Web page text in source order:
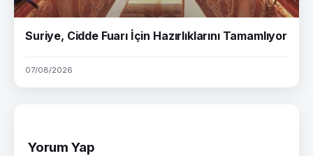
Suriye, Cidde Fuarı İçin Hazırlıklarını Tamamlıyor
07/08/2026
Yorum Yap